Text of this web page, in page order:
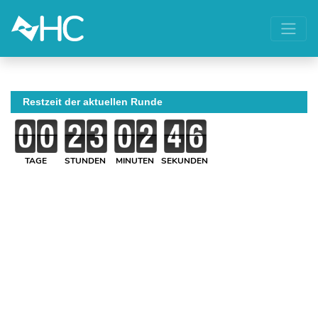
Restzeit der aktuellen Runde
TAGE STUNDEN MINUTEN SEKUNDEN